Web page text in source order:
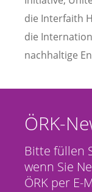
die Interfaith
die
nachhaltige
ÖRK-
Bitte füllen
wenn Sie
ÖRK per